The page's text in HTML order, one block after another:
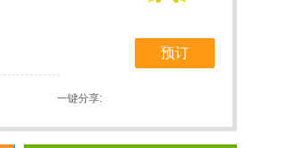
一键分享:
预订